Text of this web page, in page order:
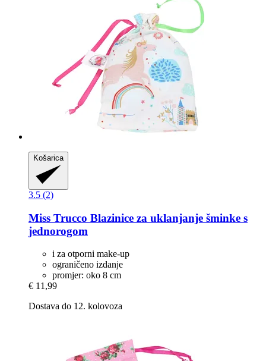
Košarica
3.5 (2)
Miss Trucco Blazinice za uklanjanje šminke s
jednorogom
i za otporni make-up
ograničeno izdanje
promjer: oko 8 cm
€ 11,99
Dostava do 12. kolovoza